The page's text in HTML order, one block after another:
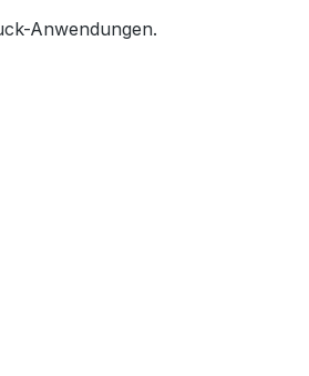
Anwendungen.